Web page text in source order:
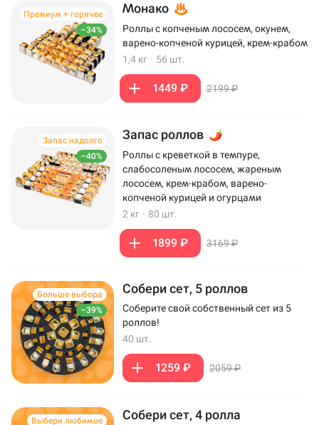
–34%
Премиум + горячее Монако
Роллы с копченым лососем, окунем,
варено-копченой курицей, крем-крабом
1,4 кг · 56 шт.
1449 ₽ 2199 ₽
–40%
Запас надолго Запас роллов
Роллы с креветкой в темпуре,
слабосоленым лососем, жареным
лососем, крем-крабом, варено-
копченой курицей и огурцами
2 кг · 80 шт.
1899 ₽ 3169 ₽
–39%
Больше выбора Собери сет, 5 роллов
Соберите свой собственный сет из 5
роллов!
40 шт.
1259 ₽ 2059 ₽
Выбери любимое Собери сет, 4 ролла